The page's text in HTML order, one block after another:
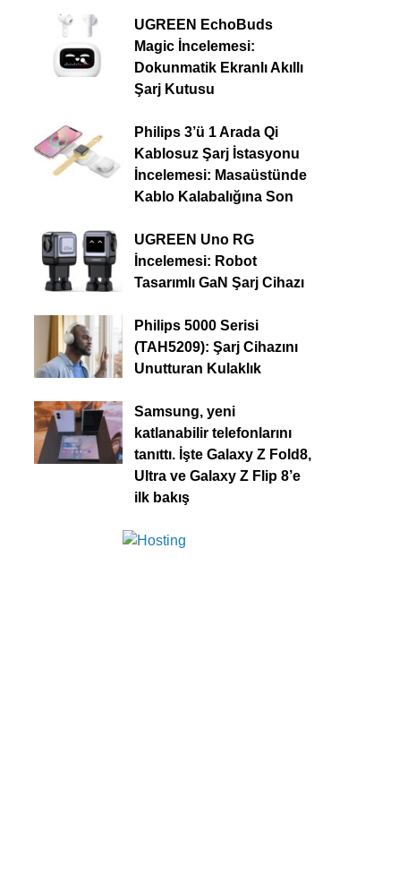
UGREEN EchoBuds
Magic İncelemesi:
Dokunmatik Ekranlı Akıllı
Şarj Kutusu
Philips 3’ü 1 Arada Qi
Kablosuz Şarj İstasyonu
İncelemesi: Masaüstünde
Kablo Kalabalığına Son
UGREEN Uno RG
İncelemesi: Robot
Tasarımlı GaN Şarj Cihazı
Philips 5000 Serisi
(TAH5209): Şarj Cihazını
Unutturan Kulaklık
Samsung, yeni
katlanabilir telefonlarını
tanıttı. İşte Galaxy Z Fold8,
Ultra ve Galaxy Z Flip 8’e
ilk bakış